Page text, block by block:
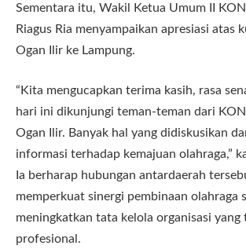
Sementara itu, Wakil Ketua Umum II
Riagus Ria menyampaikan apresiasi atas
Ogan Ilir ke Lampung.
“Kita mengucapkan terima kasih, rasa
hari ini dikunjungi teman-teman dari
Ogan Ilir. Banyak hal yang didiskusikan
informasi terhadap kemajuan olahraga,”
Ia berharap hubungan antardaerah
memperkuat sinergi pembinaan olahraga
meningkatkan tata kelola organisasi yang
profesional.